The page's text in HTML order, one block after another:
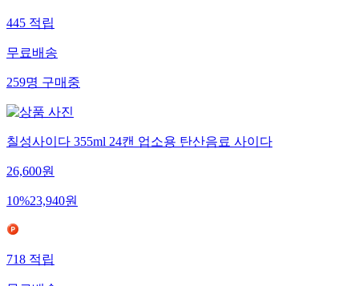
445적립
무료배송
259명구매중
칠성사이다 355ml 24캔 업소용 탄산음료 사이다
26,600원
10%23,940원
718적립